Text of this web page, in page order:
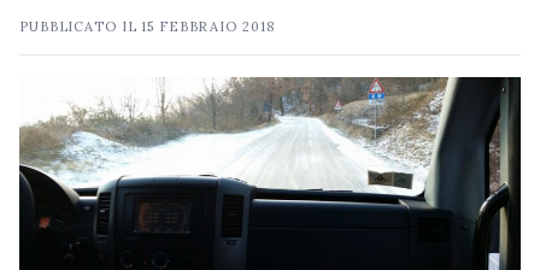
PUBBLICATO IL15 FEBBRAIO 2018